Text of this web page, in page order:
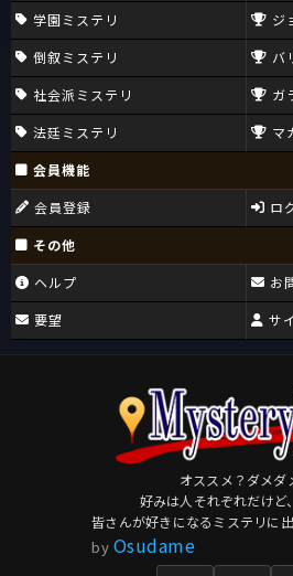
学園ミステリ
倒叙ミステリ
社会派ミステリ
法廷ミステリ
ジ
バ
ガ
マ
会員機能
会員登録
ロ
その他
ヘルプ
要望
お
サ
オススメ？ダメダ
好みは人それぞれだけど
皆さんが好きになるミステリに
by Osudame